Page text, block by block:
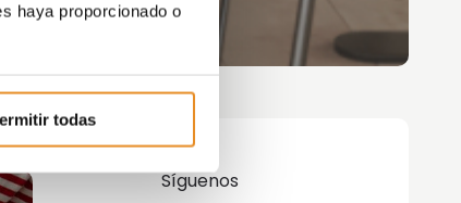
haya proporcionado o
todas
Síguenos